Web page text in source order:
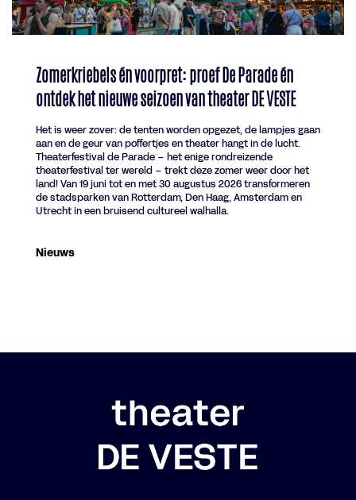
Zomerkriebels én voorpret: proef De Parade én
ontdek het nieuwe seizoen van theater DE VESTE
Het is weer zover: de tenten worden opgezet, de lampjes gaan
aan en de geur van poffertjes en theater hangt in de lucht.
Theaterfestival de Parade – het enige rondreizende
theaterfestival ter wereld – trekt deze zomer weer door het
land! Van 19 juni tot en met 30 augustus 2026 transformeren
de stadsparken van Rotterdam, Den Haag, Amsterdam en
Utrecht in een bruisend cultureel walhalla.
Nieuws